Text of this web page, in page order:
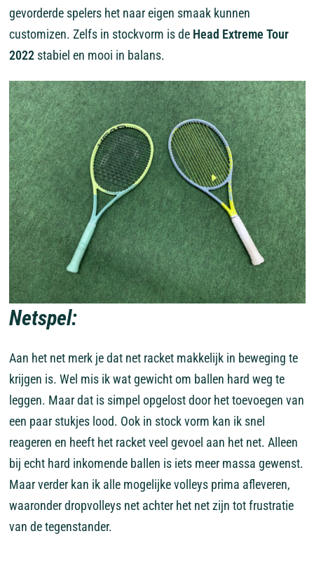
gevorderde spelers het naar eigen smaak kunnen
customizen. Zelfs in stockvorm is de Head Extreme Tour
2022stabiel en mooi in balans.
Netspel:
Aan het net merk je dat net racket makkelijk in beweging te
krijgen is. Wel mis ik wat gewicht om ballen hard weg te
leggen. Maar dat is simpel opgelost door het toevoegen van
een paar stukjes lood. Ook in stock vorm kan ik snel
reageren en heeft het racket veel gevoel aan het net. Alleen
bij echt hard inkomende ballen is iets meer massa gewenst.
Maar verder kan ik alle mogelijke volleys prima afleveren,
waaronder dropvolleys net achter het net zijn tot frustratie
van de tegenstander.